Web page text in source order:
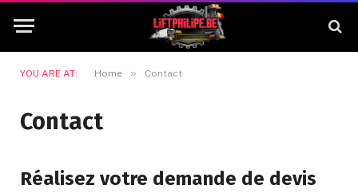
YOU ARE AT: Home » Contact
Contact
Réalisez votre demande de devis